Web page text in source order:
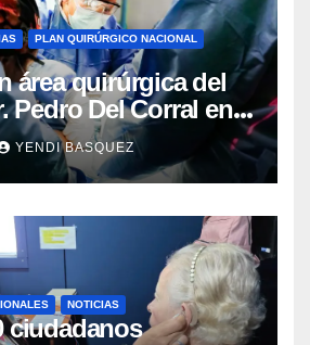
PLAN QUIRÚRGICO NACIONAL
área quirúrgica del
Pedro Del Corral en
YENDI BASQUEZ
NOTICIAS
ciudadanos